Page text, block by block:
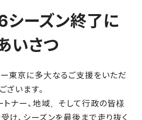
ーズン終了に
いさつ
東京に多大なるご支援をいただ
ざいます。
トナー、地域、そして行政の皆様
け、シーズンを最後まで走り抜く